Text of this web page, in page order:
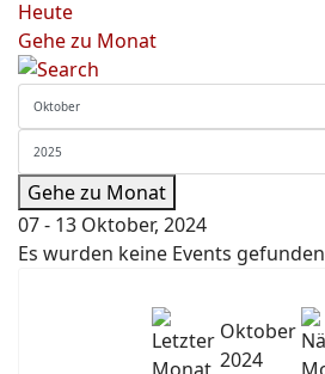
Heute
Gehe zu Monat
Gehe zu Monat
07 - 13 Oktober, 2024
Es wurden keine Events gefunden
Oktober
2024